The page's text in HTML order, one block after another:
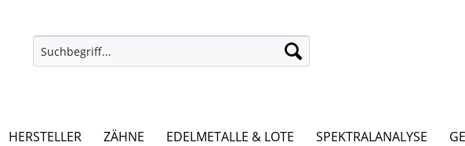
HERSTELLER ZÄHNE EDELMETALLE & LOTE SPEKTRALANALYSE